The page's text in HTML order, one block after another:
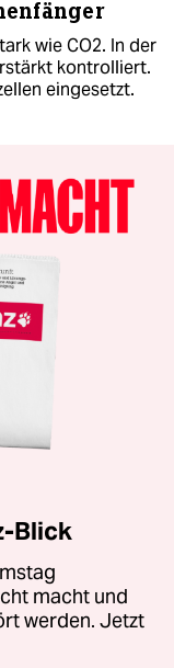
wie CO2. In der
kontrolliert.
eingesetzt.
Blick
macht und
werden. Jetzt